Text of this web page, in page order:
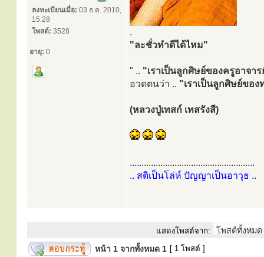
ลงทะเบียนเมื่อ: 03 ธ.ค. 2010,
15:28
โพสต์: 3528
อายุ: 0
.
"ละชั่วทำดีได้ไหม"
" .. "เราเป็นลูกศิษย์ของครูอาจ
อวดตนว่า .. "เราเป็นลูกศิษย์ขอ
(หลวงปู่เทสก์ เทสรังสี)
.....................................................
.. สติเป็นโล่ห์ ปัญญาเป็นอาวุธ ..
แสดงโพสต์จาก:
หน้า 1 จากทั้งหมด 1 [ 1 โพสต์ ]